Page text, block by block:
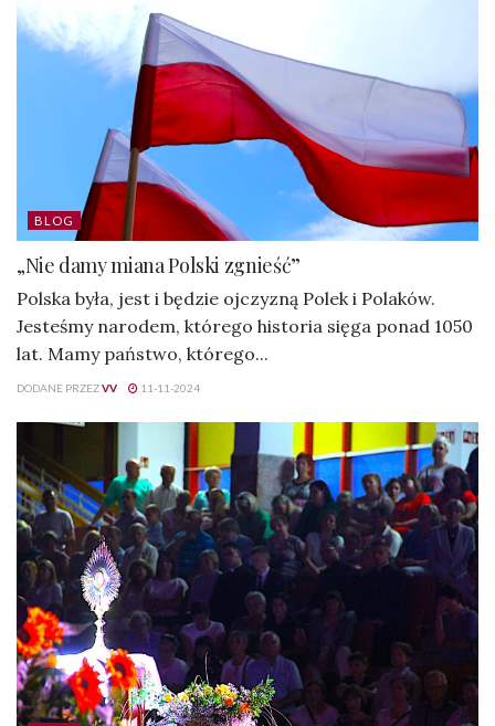
BLOG
„Nie damy miana Polski zgnieść”
Polska była, jest i będzie ojczyzną Polek i Polaków.
Jesteśmy narodem, którego historia sięga ponad 1050
lat. Mamy państwo, którego...
DODANE PRZEZVV 11-11-2024